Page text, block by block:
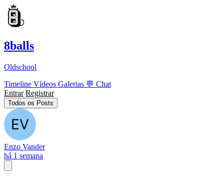
8balls
Oldschool
Timeline Vídeos Galerias 💬 Chat
Entrar Registrar
Todos os Posts
Enzo Vander
há 1 semana